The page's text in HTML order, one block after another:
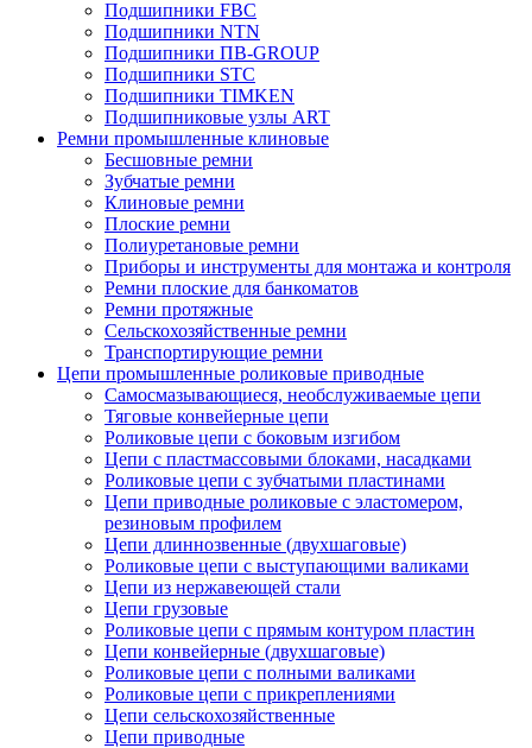
Подшипники FBC
Подшипники NTN
Подшипники ПВ-GROUP
Подшипники STC
Подшипники TIMKEN
Подшипниковые узлы ART
Ремни промышленные клиновые
Бесшовные ремни
Зубчатые ремни
Клиновые ремни
Плоские ремни
Полиуретановые ремни
Приборы и инструменты для монтажа и контроля
Ремни плоские для банкоматов
Ремни протяжные
Сельскохозяйственные ремни
Транспортирующие ремни
Цепи промышленные роликовые приводные
Самосмазывающиеся, необслуживаемые цепи
Тяговые конвейерные цепи
Роликовые цепи с боковым изгибом
Цепи с пластмассовыми блоками, насадками
Роликовые цепи с зубчатыми пластинами
Цепи приводные роликовые с эластомером,
резиновым профилем
Цепи длиннозвенные (двухшаговые)
Роликовые цепи с выступающими валиками
Цепи из нержавеющей стали
Цепи грузовые
Роликовые цепи с прямым контуром пластин
Цепи конвейерные (двухшаговые)
Роликовые цепи с полными валиками
Роликовые цепи с прикреплениями
Цепи сельскохозяйственные
Цепи приводные